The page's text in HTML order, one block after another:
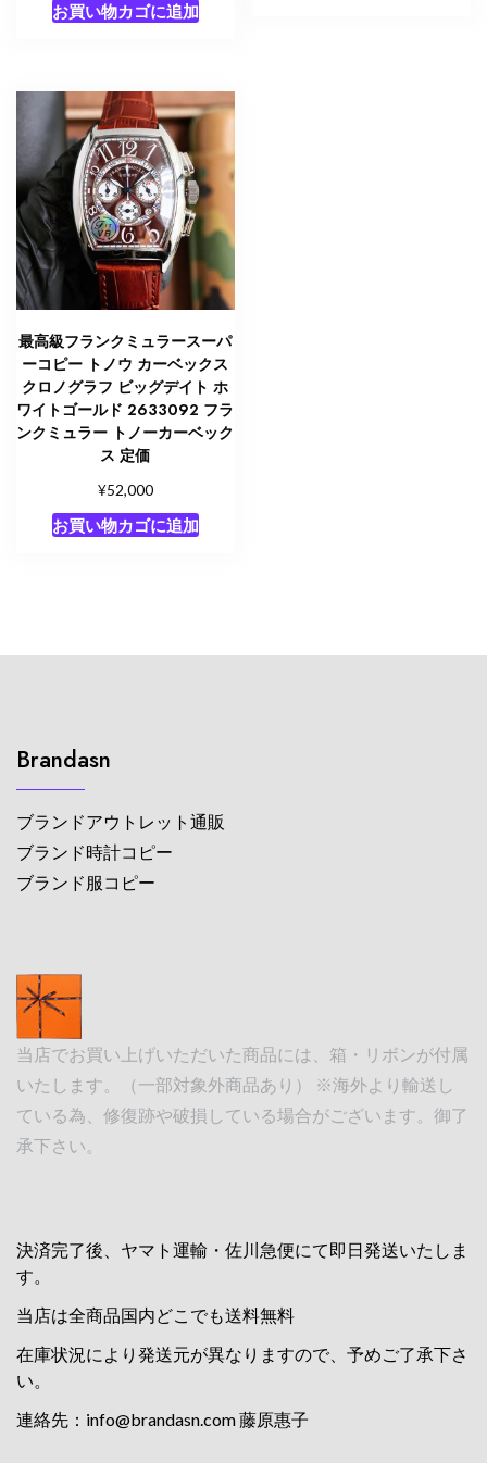
お買い物カゴに追加
最高級フランクミュラースーパ
ーコピー トノウ カーベックス
クロノグラフ ビッグデイト ホ
ワイトゴールド 2633092 フラ
ンクミュラー トノーカーベック
ス 定価
¥52,000
お買い物カゴに追加
Brandasn
ブランドアウトレット通販
ブランド時計コピー
ブランド服コピー
当店でお買い上げいただいた商品には、箱・リボンが付属
いたします。（一部対象外商品あり） ※海外より輸送し
ている為、修復跡や破損している場合がございます。御了
承下さい。
決済完了後、ヤマト運輸・佐川急便にて即日発送いたしま
す。
当店は全商品国内どこでも送料無料
在庫状況により発送元が異なりますので、予めご了承下さ
い。
連絡先： info@brandasn.com藤原惠子